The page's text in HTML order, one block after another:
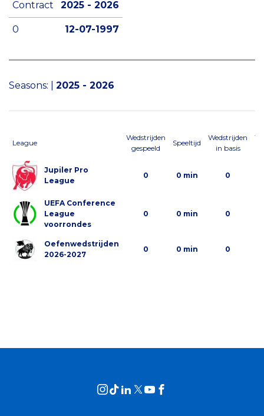
Contract 2025 - 2026
0 12-07-1997
Seasons: 2025 - 2026
League
Wedstrijden
gespeeld
Speeltijd
Wedstrijden
in basis
Jupiler Pro
League
0 0 min 0
UEFA Conference
League
voorrondes
0 0 min 0
Oefenwedstrijden
2026-2027
0 0 min 0